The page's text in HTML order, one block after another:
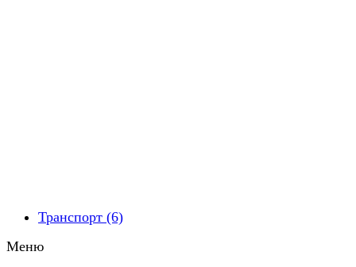
Транспорт (6)
Меню